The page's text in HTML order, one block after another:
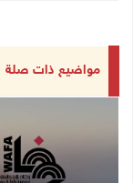
مواضيع ذات صلة